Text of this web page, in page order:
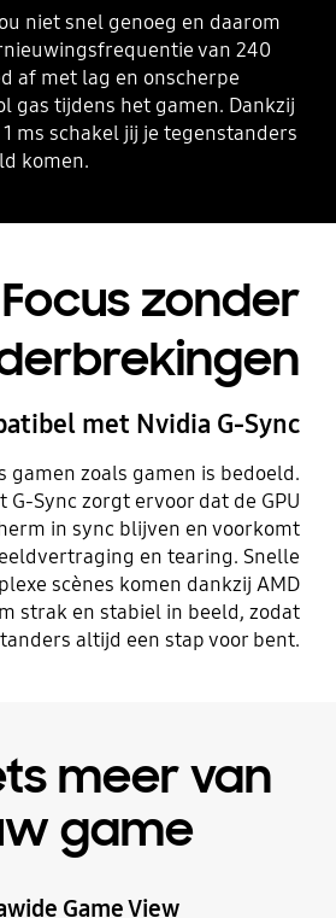
niet snel genoeg en daarom
van 240
af met lag en onscherpe
gas tijdens het gamen. Dankzij
ms schakel jij je tegenstanders
komen.
Focus zonder
met Nvidia G-Sync
gamen zoals gamen is bedoeld.
Sync zorgt ervoor dat de GPU
in sync blijven en voorkomt
en tearing. Snelle
scènes komen dankzij AMD
strak en stabiel in beeld, zodat
altijd een stap voor bent.
meer van
game
Game View